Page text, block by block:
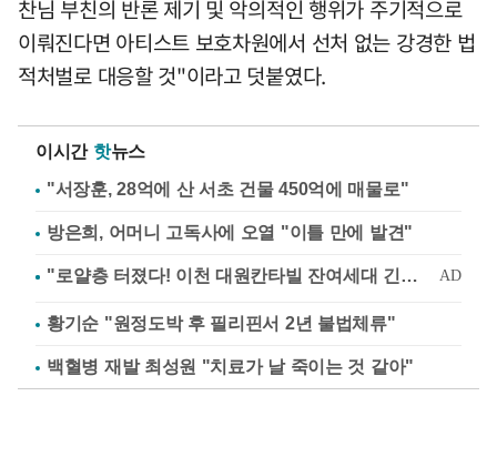
찬님 부친의 반론 제기 및 악의적인 행위가 주기적으로
이뤄진다면 아티스트 보호차원에서 선처 없는 강경한 법
적처벌로 대응할 것"이라고 덧붙였다.
이시간 핫뉴스
"서장훈, 28억에 산 서초 건물 450억에 매물로"
방은희, 어머니 고독사에 오열 "이틀 만에 발견"
황기순 "원정도박 후 필리핀서 2년 불법체류"
백혈병 재발 최성원 "치료가 날 죽이는 것 같아"